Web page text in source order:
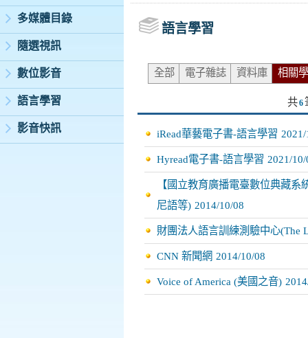
多媒體目錄
隨選視訊
數位影音
語言學習
影音快訊
語言學習
全部 電子雜誌 資料庫 相關
共6
iRead華藝電子書-語言學習
Hyread電子書-語言學習 2021/
【國立教育廣播電臺數位典藏
尼語等) 2014/10/08
財團法人語言訓練測驗中心(The
CNN 新聞網 2014/10/08
Voice of America (美國之音)